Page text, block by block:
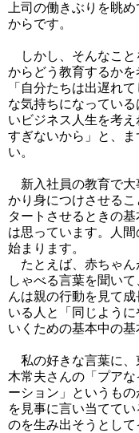
上司の働きぶりを眺
からです。
しかし、そんなこと
からどう教育するか
「自分たちは出遅れ
な気持ちになってい
いビジネス人生を考
すぎないから」と、
い。
新入社員の教育で大
かり身につけさせる
タートさせるときの
は思っています。人
始まります。
たとえば、赤ちゃん
しゃべる言葉を聞い
んは親の行動を見て
いる人と「同じよう
いくための基本中の基
私の好きな言葉に、
木常夫さんの「プア
ーション」というも
を見事に言い当ててい
のを生み出そうとし